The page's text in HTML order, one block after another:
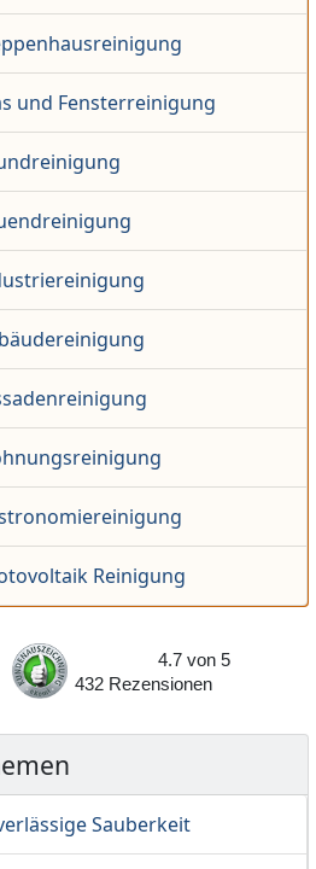
und Fensterreinigung
Reinigung
4.7 von5
432
Rezensionen
Sauberkeit